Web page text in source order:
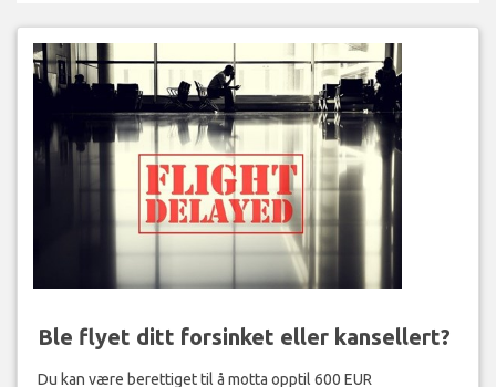
Ble flyet ditt forsinket eller kansellert?
Du kan være berettiget til å motta opptil 600 EUR